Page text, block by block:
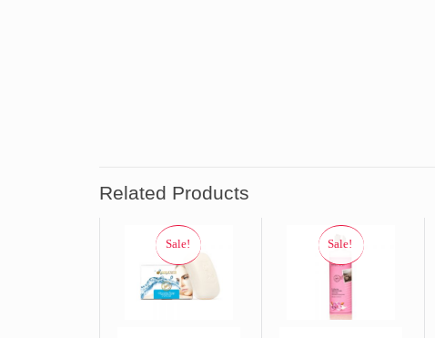
Related Products